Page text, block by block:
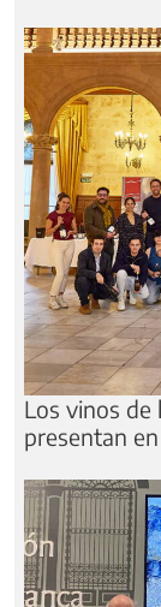
Los vinos de
presentan